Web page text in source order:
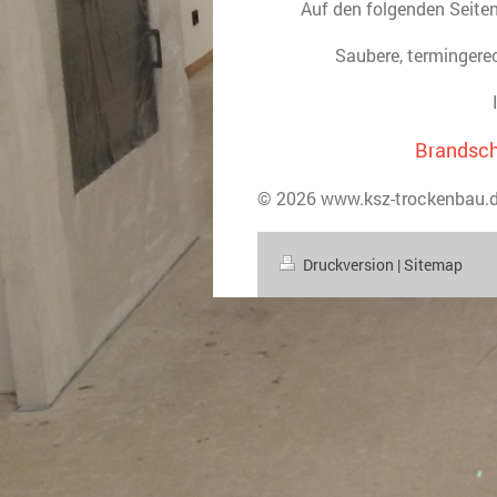
Auf den folgenden
Saubere,
© 2026 www.ksz-
Druckversion |Sitemap